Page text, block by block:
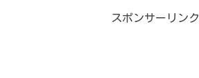
スポンサーリンク